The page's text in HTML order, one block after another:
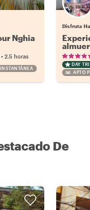
Nghia
• 2.5 horas
Disfruta
DAY
APTO
De